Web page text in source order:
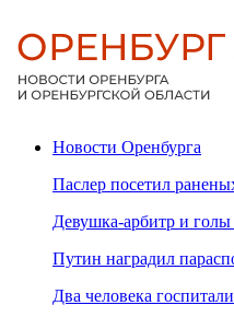
Новости Оренбурга
Паслер посетил
Девушка-арбитр и
Путин наградил
Два человека